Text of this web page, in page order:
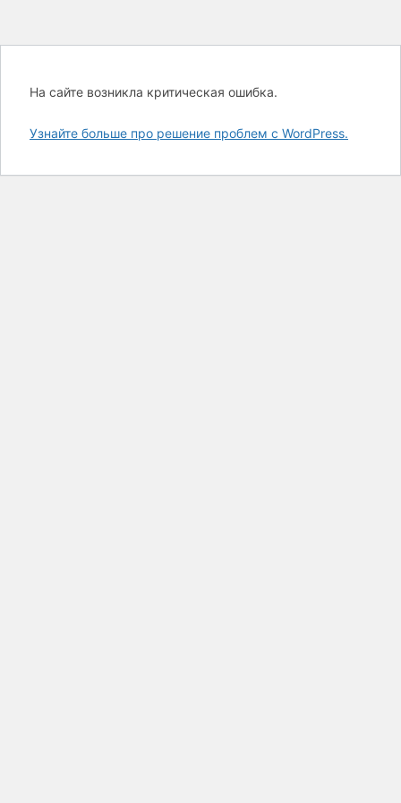
На сайте возникла критическая ошибка.
Узнайте больше про решение проблем с WordPress.